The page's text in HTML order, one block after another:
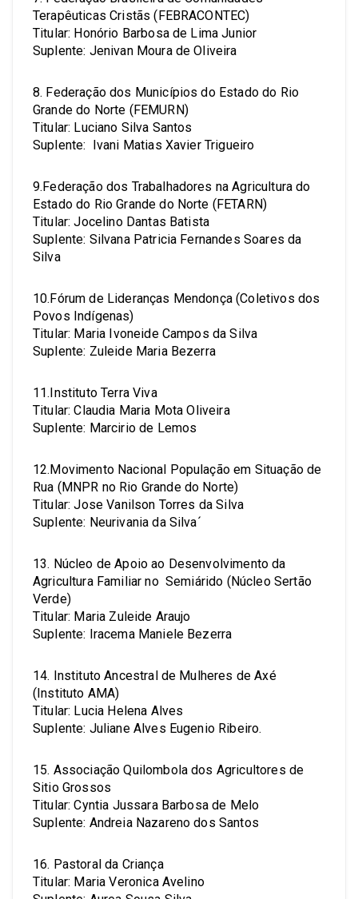
Terapêuticas Cristãs (FEBRACONTEC)
Titular: Honório Barbosa de Lima Junior
Suplente: Jenivan Moura de Oliveira
8. Federação dos Municípios do Estado do Rio
Grande do Norte (FEMURN)
Titular: Luciano Silva Santos
Suplente: Ivani Matias Xavier Trigueiro
9.Federação dos Trabalhadores na Agricultura do
Estado do Rio Grande do Norte (FETARN)
Titular: Jocelino Dantas Batista
Suplente: Silvana Patricia Fernandes Soares da
Silva
10.Fórum de Lideranças Mendonça (Coletivos dos
Povos Indígenas)
Titular: Maria Ivoneide Campos da Silva
Suplente: Zuleide Maria Bezerra
11.Instituto Terra Viva
Titular: Claudia Maria Mota Oliveira
Suplente: Marcirio de Lemos
12.Movimento Nacional População em Situação de
Rua (MNPR no Rio Grande do Norte)
Titular: Jose Vanilson Torres da Silva
Suplente: Neurivania da Silva´
13. Núcleo de Apoio ao Desenvolvimento da
Agricultura Familiar no Semiárido (Núcleo Sertão
Verde)
Titular: Maria Zuleide Araujo
Suplente: Iracema Maniele Bezerra
14. Instituto Ancestral de Mulheres de Axé
(Instituto AMA)
Titular: Lucia Helena Alves
Suplente: Juliane Alves Eugenio Ribeiro.
15. Associação Quilombola dos Agricultores de
Sitio Grossos
Titular: Cyntia Jussara Barbosa de Melo
Suplente: Andreia Nazareno dos Santos
16. Pastoral da Criança
Titular: Maria Veronica Avelino